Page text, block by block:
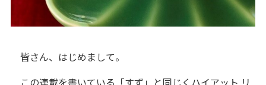
皆さん、はじめまして。
この連載を書いている「すず」と同じくハイアット リ